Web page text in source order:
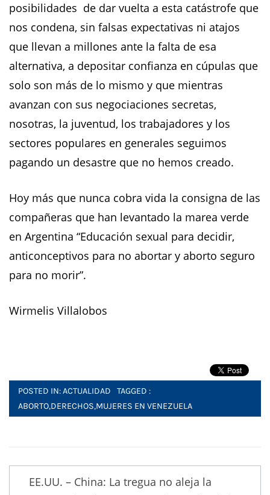
posibilidades de dar vuelta a esta catástrofe que
nos condena, sin falsas expectativas ni atajos
que llevan a millones ante la falta de esa
alternativa, a depositar confianza en cúpulas que
solo son más de lo mismo y que mientras
avanzan con sus negociaciones secretas,
nosotras, la juventud, los trabajadores y los
sectores populares en generales seguimos
pagando un desastre que no hemos creado.
Hoy más que nunca cobra vida la consigna de las
compañeras que han levantado la marea verde
en Argentina “Educación sexual para decidir,
anticonceptivos para no abortar y aborto seguro
para no morir”.
Wirmelis Villalobos
POSTED IN:ACTUALIDAD
TAGGED :
ABORTO,DERECHOS,MUJERES EN VENEZUELA
Post
EE.UU. – China: La tregua no aleja la